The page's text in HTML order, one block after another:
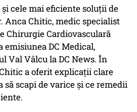
cele mai eficiente soluții de
Anca Chitic, medic specialist
Chirurgie Cardiovasculară
emisiunea DC Medical,
Val Vâlcu la DC News. În
a oferit explicații clare
să scapi de varice și ce remedii